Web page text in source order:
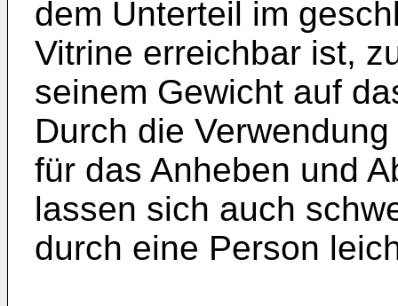
dem Unterteil im
Vitrine erreichbar ist,
seinem Gewicht auf
Durch die
für das Anheben und
lassen sich auch
durch eine Person